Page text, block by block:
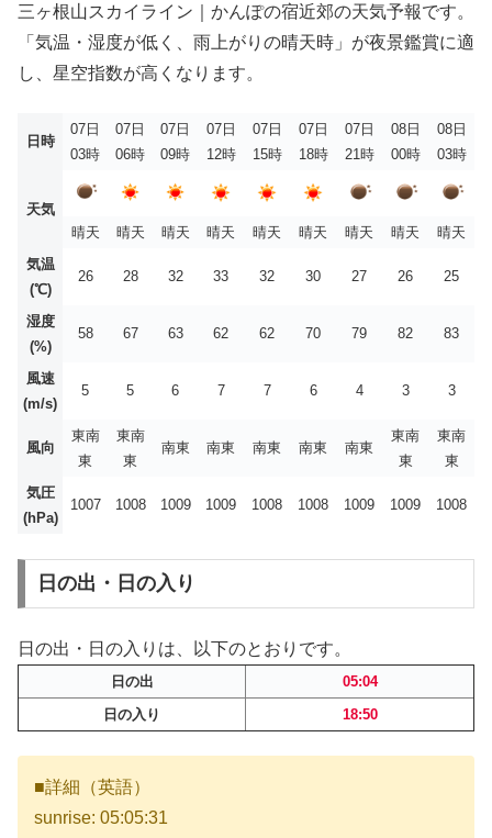
三ヶ根山スカイライン｜かんぽの宿近郊の天気予報です。
「気温・湿度が低く、雨上がりの晴天時」が夜景鑑賞に適
し、星空指数が高くなります。
日時
07日
03時
07日
06時
07日
09時
07日
12時
07日
15時
07日
18時
07日
21時
08日
00時
08日
03時
天気
晴天
晴天 晴天 晴天 晴天 晴天 晴天 晴天
晴天
気温
(℃)
26 28 32 33 32 30 27 26 25
湿度
(%)
58 67 63 62 62 70 79 82 83
風速
(m/s)
5 5 6 7 7 6 4 3 3
風向
東南
東
東南
東
南東 南東 南東 南東 南東
東南
東
東南
東
気圧
(hPa)
1007 1008 1009 1009 1008 1008 1009 1009 1008
日の出・日の入り
日の出・日の入りは、以下のとおりです。
日の出
05:04
日の入り
18:50
■詳細（英語）
sunrise: 05:05:31